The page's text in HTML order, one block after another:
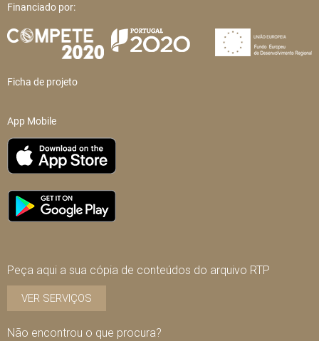
Financiado por:
Ficha de projeto
App Mobile
Peça aqui a sua cópia de conteúdos do arquivo RTP
VER SERVIÇOS
Não encontrou o que procura?